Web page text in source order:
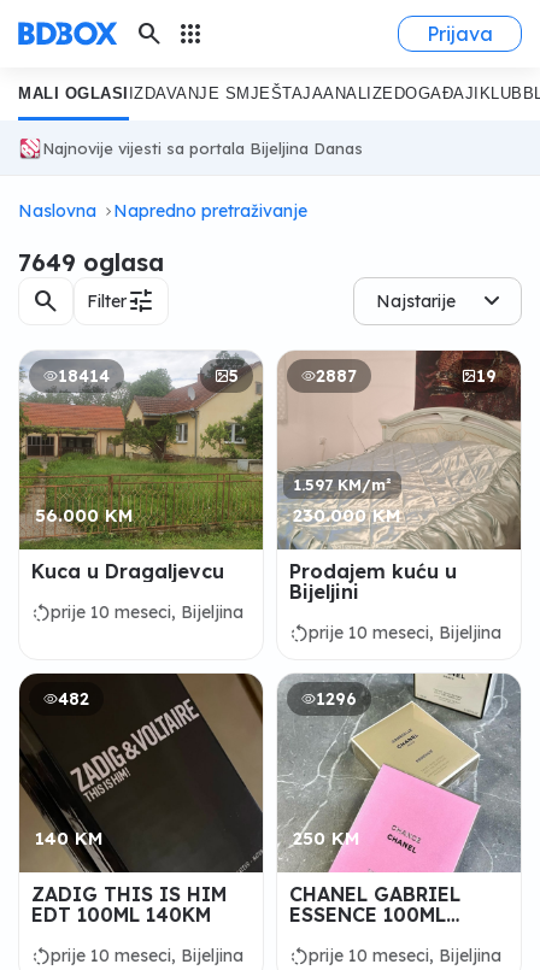
search apps Prijava
MALI OGLASI IZDAVANJE SMJEŠTAJAANALIZE DOGAĐAJI KLUB
Najnovije vijesti sa portala Bijeljina Danas
Naslovna Napredno pretraživanje
7649 oglasa
search Filtertune Najstarije
18414 5
56.000 KM
Kuca u Dragaljevcu
rotate_leftprije 10 meseci, Bijeljina
2887 19
1.597 KM/m²
230.000 KM
Prodajem kuću u
Bijeljini
rotate_leftprije 10 meseci, Bijeljina
482
140 KM
ZADIG THIS IS HIM
EDT 100ML 140KM
rotate_leftprije 10 meseci, Bijeljina
1296
250 KM
CHANEL GABRIEL
ESSENCE 100ML
rotate_leftprije 10 meseci, Bijeljina